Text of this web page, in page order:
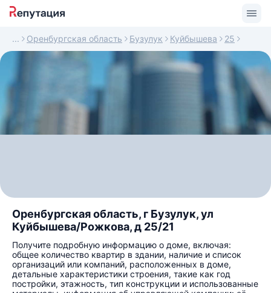
Оренбургская область Бузулук Куйбышева 25
Оренбургская область, г Бузулук, ул
Куйбышева/Рожкова, д 25/21
Получите подробную информацию о доме, включая:
общее количество квартир в здании, наличие и список
организаций или компаний, расположенных в доме,
детальные характеристики строения, такие как год
постройки, этажность, тип конструкции и использованные